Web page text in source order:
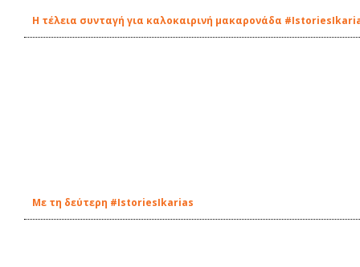
Η τέλεια συνταγή για καλοκαιρινή μακαρονάδα
Με τη δεύτερη #IstoriesIkarias